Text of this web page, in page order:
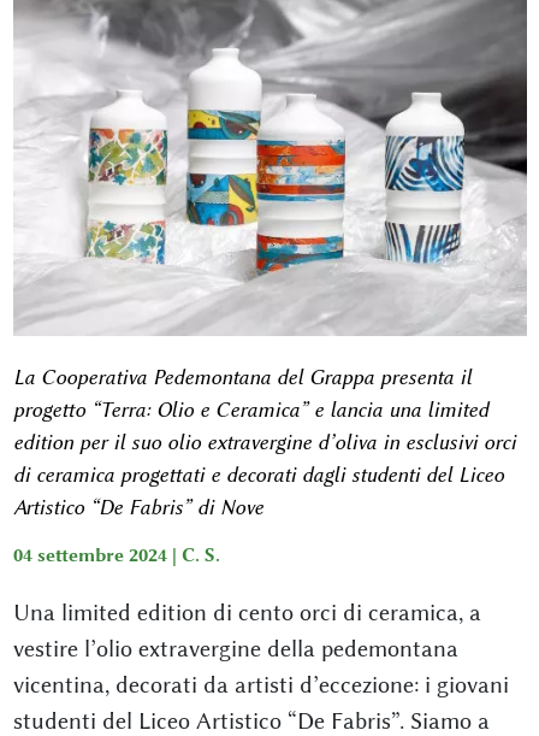
La Cooperativa Pedemontana del Grappa presenta il
progetto “Terra: Olio e Ceramica” e lancia una limited
edition per il suo olio extravergine d’oliva in esclusivi orci
di ceramica progettati e decorati dagli studenti del Liceo
Artistico “De Fabris” di Nove
04 settembre 2024 | C. S.
Una limited edition di cento orci di ceramica, a
vestire l’olio extravergine della pedemontana
vicentina, decorati da artisti d’eccezione: i giovani
studenti del Liceo Artistico “De Fabris”. Siamo a